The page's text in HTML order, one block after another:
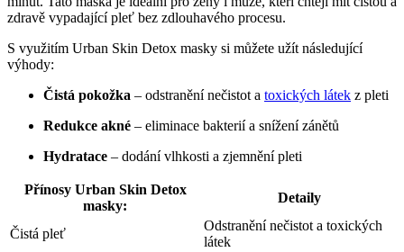
⁣zdravě ‌vypadající pleť bez zdlouhavého procesu.
S využitím Urban Skin Detox ⁤masky si můžete užít následující⁤
výhody:
Čistá pokožka – odstranění nečistot​ a ⁢ toxických látek ‌ z pleti
Redukce akné – eliminace bakterií ‌a snížení zánětů
Hydratace – ‌dodání vlhkosti a zjemnění pleti
Přínosy Urban Skin Detox
masky:
Detaily
Čistá pleť
Odstranění nečistot a toxických
látek